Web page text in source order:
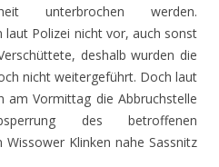
unterbrochen werden.
laut Polizei nicht vor, auch sonst
deshalb wurden die
nicht weitergeführt. Doch laut
am Vormittag die Abbruchstelle
des betroffenen
Klinken nahe Sassnitz